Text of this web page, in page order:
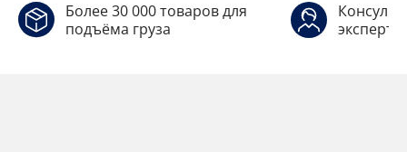
Более 30 000 товаров для
подъёма груза